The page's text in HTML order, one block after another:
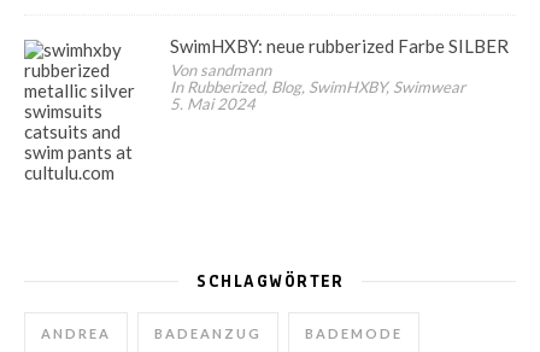
SwimHXBY: neue rubberized Farbe SILBER
Von sandmann
In Rubberized, Blog, SwimHXBY, Swimwear
5. Mai 2024
SCHLAGWÖRTER
ANDREA BADEANZUG BADEMODE